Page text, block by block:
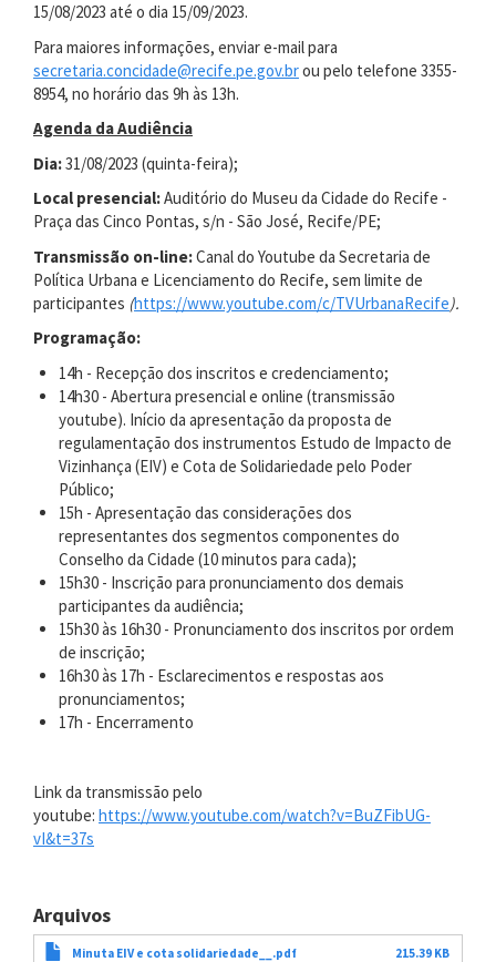
15/08/2023 até o dia 15/09/2023.
Para maiores informações, enviar e-mail para
secretaria.concidade@recife.pe.gov.brou pelo telefone 3355-
8954, no horário das 9h às 13h.
Agenda da Audiência
Dia:31/08/2023 (quinta-feira);
Local presencial:Auditório do Museu da Cidade do Recife -
Praça das Cinco Pontas, s/n - São José, Recife/PE;
Transmissão on-line:Canal do Youtube da Secretaria de
Política Urbana e Licenciamento do Recife, sem limite de
participantes (https://www.youtube.com/c/TVUrbanaRecife).
Programação:
14h - Recepção dos inscritos e credenciamento;
14h30 - Abertura presencial e online (transmissão
youtube). Início da apresentação da proposta de
regulamentação dos instrumentos Estudo de Impacto de
Vizinhança (EIV) e Cota de Solidariedade pelo Poder
Público;
15h - Apresentação das considerações dos
representantes dos segmentos componentes do
Conselho da Cidade (10 minutos para cada);
15h30 - Inscrição para pronunciamento dos demais
participantes da audiência;
15h30 às 16h30 - Pronunciamento dos inscritos por ordem
de inscrição;
16h30 às 17h - Esclarecimentos e respostas aos
pronunciamentos;
17h - Encerramento
Link da transmissão pelo
youtube: https://www.youtube.com/watch?v=BuZFibUG-
vI&t=37s
Arquivos
Minuta EIV e cota solidariedade__.pdf 215.39 KB